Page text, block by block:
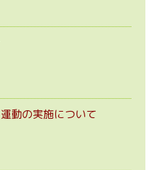
動の実施について